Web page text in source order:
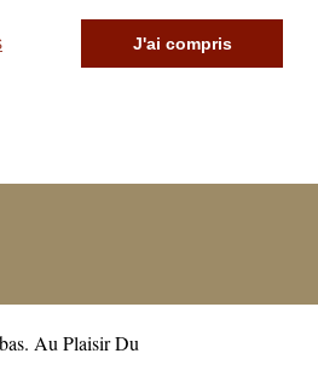
J'ai compris
Au Plaisir Du